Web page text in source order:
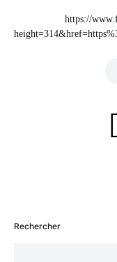
https://
Rechercher